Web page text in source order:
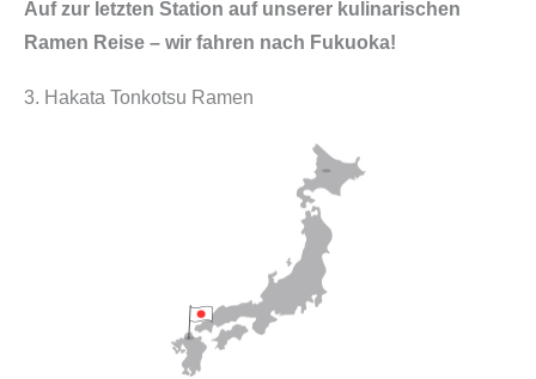
Auf zur letzten Station auf unserer kulinarischen
Ramen Reise – wir fahren nach Fukuoka!
3. Hakata Tonkotsu Ramen